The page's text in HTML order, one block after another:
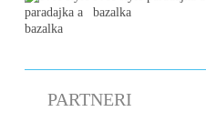
bazalka
PARTNERI